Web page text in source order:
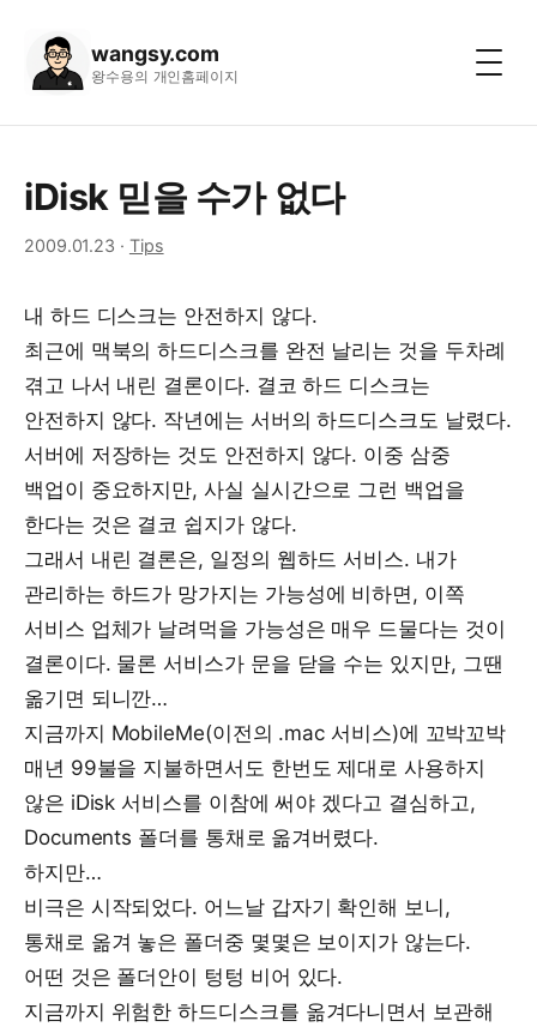
wangsy.com
왕수용의 개인홈페이지
iDisk 믿을 수가 없다
2009.01.23 · Tips
내 하드 디스크는 안전하지 않다.
최근에 맥북의 하드디스크를 완전 날리는 것을 두차례
겪고 나서 내린 결론이다. 결코 하드 디스크는
안전하지 않다. 작년에는 서버의 하드디스크도 날렸다.
서버에 저장하는 것도 안전하지 않다. 이중 삼중
백업이 중요하지만, 사실 실시간으로 그런 백업을
한다는 것은 결코 쉽지가 않다.
그래서 내린 결론은, 일정의 웹하드 서비스. 내가
관리하는 하드가 망가지는 가능성에 비하면, 이쪽
서비스 업체가 날려먹을 가능성은 매우 드물다는 것이
결론이다. 물론 서비스가 문을 닫을 수는 있지만, 그땐
옮기면 되니깐…
지금까지 MobileMe(이전의 .mac 서비스)에 꼬박꼬박
매년 99불을 지불하면서도 한번도 제대로 사용하지
않은 iDisk 서비스를 이참에 써야 겠다고 결심하고,
Documents 폴더를 통채로 옮겨버렸다.
하지만…
비극은 시작되었다. 어느날 갑자기 확인해 보니,
통채로 옮겨 놓은 폴더중 몇몇은 보이지가 않는다.
어떤 것은 폴더안이 텅텅 비어 있다.
지금까지 위험한 하드디스크를 옮겨다니면서 보관해